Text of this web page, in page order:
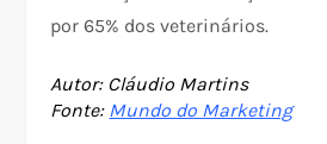
por 65% dos veterinários.
Autor: Cláudio Martins
Fonte: Mundo do Marketing